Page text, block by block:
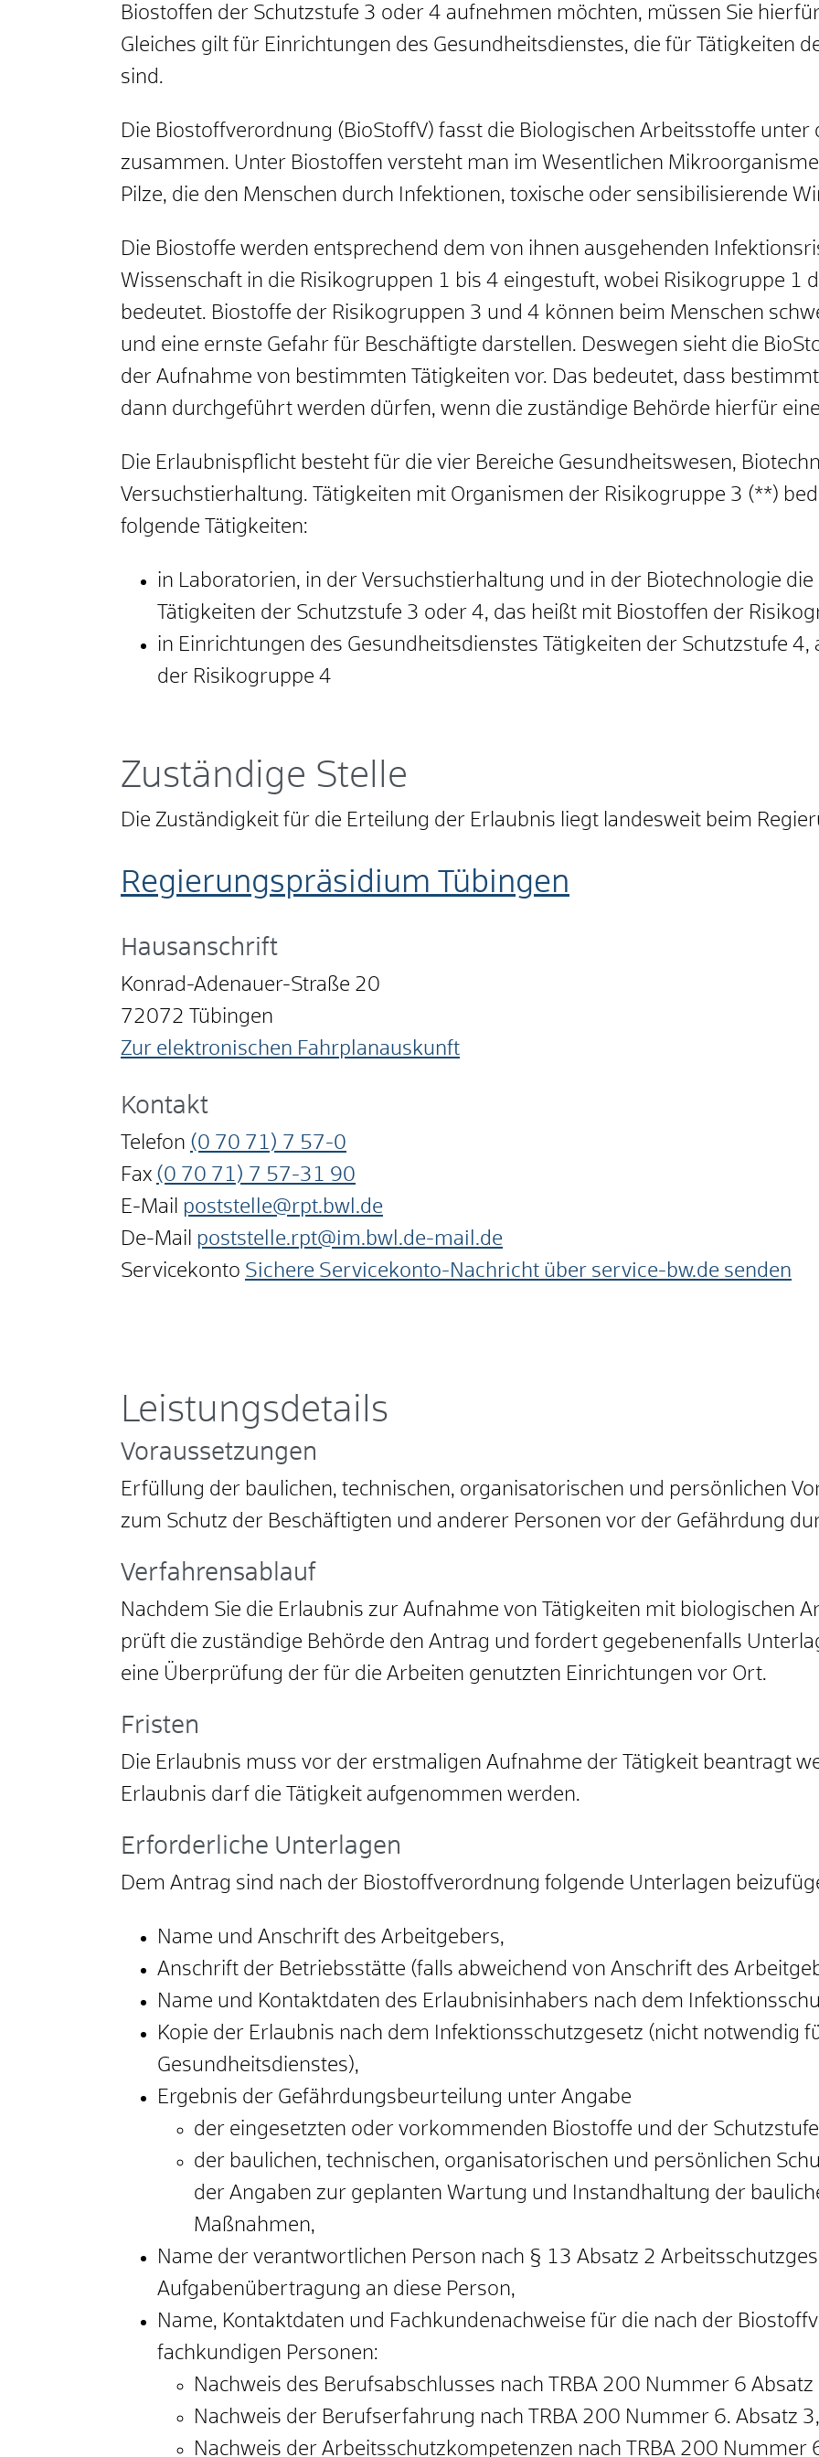
Biostoffen der Schutzstufe 3 oder 4 aufnehmen möchten, müssen Sie
Gleiches gilt für Einrichtungen des Gesundheitsdienstes, die für Tätigkeiten
sind.
Die Biostoffverordnung (BioStoffV) fasst die Biologischen Arbeitsstoffe unter
zusammen. Unter Biostoffen versteht man im Wesentlichen
Pilze, die den Menschen durch Infektionen, toxische oder sensibilisierende
Die Biostoffe werden entsprechend dem von ihnen ausgehenden
Wissenschaft in die Risikogruppen 1 bis 4 eingestuft, wobei Risikogruppe 1
bedeutet. Biostoffe der Risikogruppen 3 und 4 können beim Menschen
und eine ernste Gefahr für Beschäftigte darstellen. Deswegen sieht die
der Aufnahme von bestimmten Tätigkeiten vor. Das bedeutet, dass
dann durchgeführt werden dürfen, wenn die zuständige Behörde hierfür
Die Erlaubnispflicht besteht für die vier Bereiche Gesundheitswesen,
Versuchstierhaltung. Tätigkeiten mit Organismen der Risikogruppe 3 (**)
folgende Tätigkeiten:
in Laboratorien, in der Versuchstierhaltung und in der Biotechnologie
Tätigkeiten der Schutzstufe 3 oder 4, das heißt mit Biostoffen der
in Einrichtungen des Gesundheitsdienstes Tätigkeiten der Schutzstufe
der Risikogruppe 4
Zuständige Stelle
Die Zuständigkeit für die Erteilung der Erlaubnis liegt landesweit beim
Regierungspräsidium Tübingen
Hausanschrift
Konrad-Adenauer-Straße 20
72072
Tübingen
Zur elektronischen Fahrplanauskunft
Kontakt
Telefon (0 70 71) 7 57-0
Fax (0 70 71) 7 57-31 90
E-Mail poststelle@rpt.bwl.de
De-Mail poststelle.rpt@im.bwl.de-mail.de
Servicekonto Sichere Servicekonto-Nachricht über service-bw.de senden
Leistungsdetails
Voraussetzungen
Erfüllung der baulichen, technischen, organisatorischen und persönlichen
zum Schutz der Beschäftigten und anderer Personen vor der Gefährdung
Verfahrensablauf
Nachdem Sie die Erlaubnis zur Aufnahme von Tätigkeiten mit biologischen
prüft die zuständige Behörde den Antrag und fordert gegebenenfalls
eine Überprüfung der für die Arbeiten genutzten Einrichtungen vor Ort.
Fristen
Die Erlaubnis muss vor der erstmaligen Aufnahme der Tätigkeit beantragt
Erlaubnis darf die Tätigkeit aufgenommen werden.
Erforderliche Unterlagen
Dem Antrag sind nach der Biostoffverordnung folgende Unterlagen
Name und Anschrift des Arbeitgebers,
Anschrift der Betriebsstätte (falls abweichend von Anschrift des
Name und Kontaktdaten des Erlaubnisinhabers nach dem
Kopie der Erlaubnis nach dem Infektionsschutzgesetz (nicht notwendig
Gesundheitsdienstes),
Ergebnis der Gefährdungsbeurteilung unter Angabe
der eingesetzten oder vorkommenden Biostoffe und der
der baulichen, technischen, organisatorischen und persönlichen
der Angaben zur geplanten Wartung und Instandhaltung der
Maßnahmen,
Name der verantwortlichen Person nach § 13 Absatz 2
Aufgabenübertragung an diese Person,
Name, Kontaktdaten und Fachkundenachweise für die nach der
fachkundigen Personen:
Nachweis des Berufsabschlusses nach TRBA 200 Nummer 6 Absatz
Nachweis der Berufserfahrung nach TRBA 200 Nummer 6. Absatz 3,
Nachweis der Arbeitsschutzkompetenzen nach TRBA 200 Nummer